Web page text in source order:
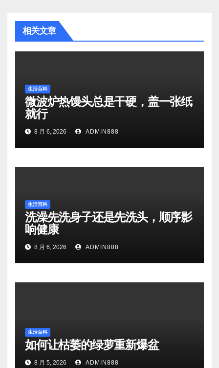
相关文章
生活百科
微波炉热馒头总是干硬，盖一张纸
就行
8 月 6, 2026 ADMIN888
生活百科
洗澡先洗身子还是先洗头，顺序影
响健康
8 月 6, 2026 ADMIN888
生活百科
如何让枯萎的绿萝重新爆盆
8 月 5, 2026 ADMIN888